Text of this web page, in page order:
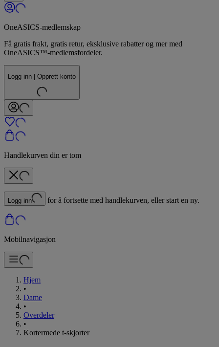
OneASICS-medlemskap
Få gratis frakt, gratis retur, eksklusive rabatter og mer med
OneASICS™-medlemsfordeler.
Logg inn | Opprett konto
Handlekurven din er tom
Logg inn for å fortsette med handlekurven, eller start en ny.
Mobilnavigasjon
Hjem
•
Dame
•
Overdeler
•
Kortermede t-skjorter